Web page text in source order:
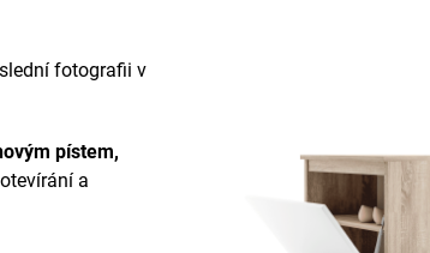
fotografii v
pístem,
a